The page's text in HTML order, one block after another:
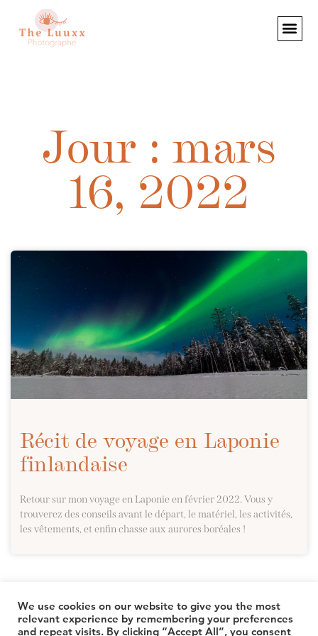
Jour : mars
16, 2022
Récit de voyage en Laponie
finlandaise
Retour sur mon voyage en Laponie en février 2022. Vous y
trouverez des conseils avant le départ, le matériel, les activités,
les vêtements, et enfin chasse aux aurores boréales !
We use cookies on our website to give you the most
relevant experience by remembering your preferences
and repeat visits. By clicking “Accept All”, you consent